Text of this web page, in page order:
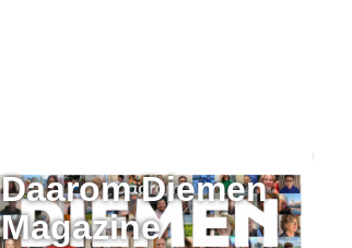
Daarom Diemen
Magazine